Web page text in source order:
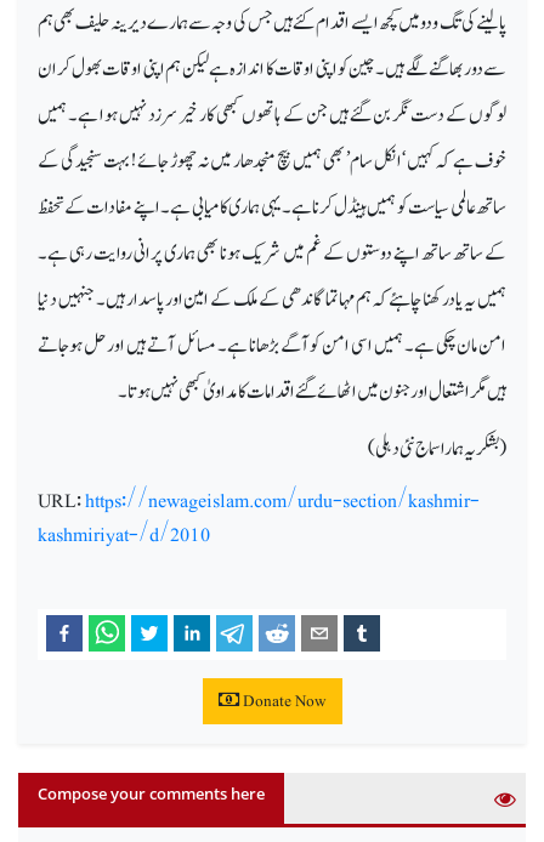
پالینے کی تگ ودو میں کچھ ایسے اقدام کئے ہیں جس کی وجہ سے ہمارے دیرینہ حلیف بھی ہم
سے دور بھاگنے لگے ہیں ۔ چین کو اپنی اوقات کا اندازہ ہے لیکن ہم اپنی اوقات بھول کر ان
لوگوں کے دست نگر بن گئے ہیں جن کے ہاتھوں کبھی کار خیر سرزد نہیں ہوا ہے۔ ہمیں
خوف ہے کہ کہیں ‘انکل سام’ بھی ہمیں بیچ منجدھار میں نہ چھوڑ جائے ! بہت سنجیدگی کے
ساتھ عالمی سیاست کو ہمیں ہینڈل کرنا ہے۔یہی ہماری کامیابی ہے۔ اپنے مفادات کے تحفظ
کے ساتھ ساتھ اپنے دوستوں کے غم میں شریک ہونا بھی ہماری پرانی روایت رہی ہے۔
ہمیں یہ یادر کھنا چاہئے کہ ہم مہاتما گاندھی کے ملک کے امین اور پاسدار ہیں۔ جنہیں دنیا
امن مان چکی ہے۔ ہمیں اسی امن کو آگے بڑھانا ہے۔ مسائل آتے ہیں اور حل ہوجاتے
ہیں مگر اشتعال اور جنون میں اٹھائے گئے اقدامات کا مداویٰ کبھی نہیں ہوتا۔
(بشکریہ ہمارا سماج نئی دہلی)
URL:https://newageislam.com/urdu-section/kashmir-
kashmiriyat-/d/2010
Donate Now
Compose your comments here